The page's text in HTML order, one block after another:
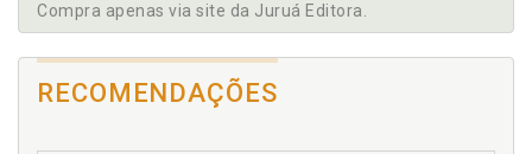
Compra apenas via site da Juruá Editora.
RECOMENDAÇÕES